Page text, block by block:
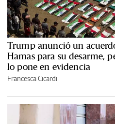
Trump anunció un
Hamas para su desarme,
lo pone en evidencia
Francesca Cicardi